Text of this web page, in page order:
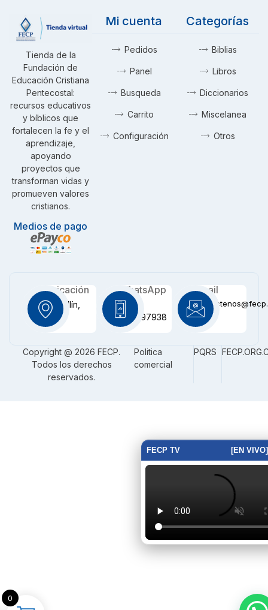
FECP TV [EN VIVO]
Tienda de la
Fundación de
Educación Cristiana
Pentecostal:
recursos educativos
y bíblicos que
fortalecen la fe y el
aprendizaje,
apoyando
proyectos que
transforman vidas y
promueven valores
cristianos.
Medios de pago
Mi cuenta
Pedidos
Panel
Busqueda
Carrito
Configuración
Categorías
Biblias
Libros
Diccionarios
Miscelanea
Otros
Ubicación
Medellín,
CO
WhatsApp
+57
3116097938
Email
Copyright @ 2026 FECP.
Todos los derechos
reservados.
Politica
comercial
PQRS
0